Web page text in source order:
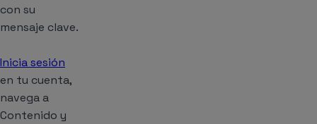
con su
mensaje clave.
Inicia sesión
en tu cuenta,
navega a
Contenido y